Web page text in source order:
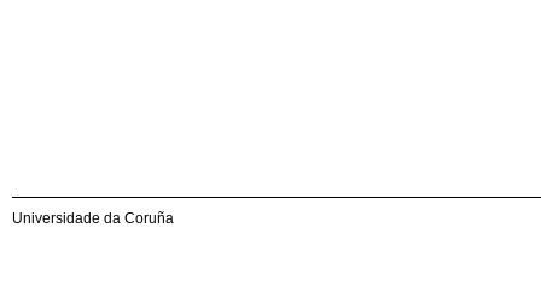
Universidade da Coruña